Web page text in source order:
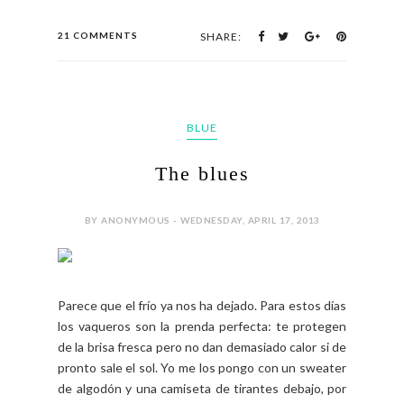
21 COMMENTS SHARE:
BLUE
The blues
BY ANONYMOUS - WEDNESDAY, APRIL 17, 2013
Parece que el frío ya nos ha dejado. Para estos días
los vaqueros son la prenda perfecta: te protegen
de la brisa fresca pero no dan demasiado calor si de
pronto sale el sol. Yo me los pongo con un sweater
de algodón y una camiseta de tirantes debajo, por